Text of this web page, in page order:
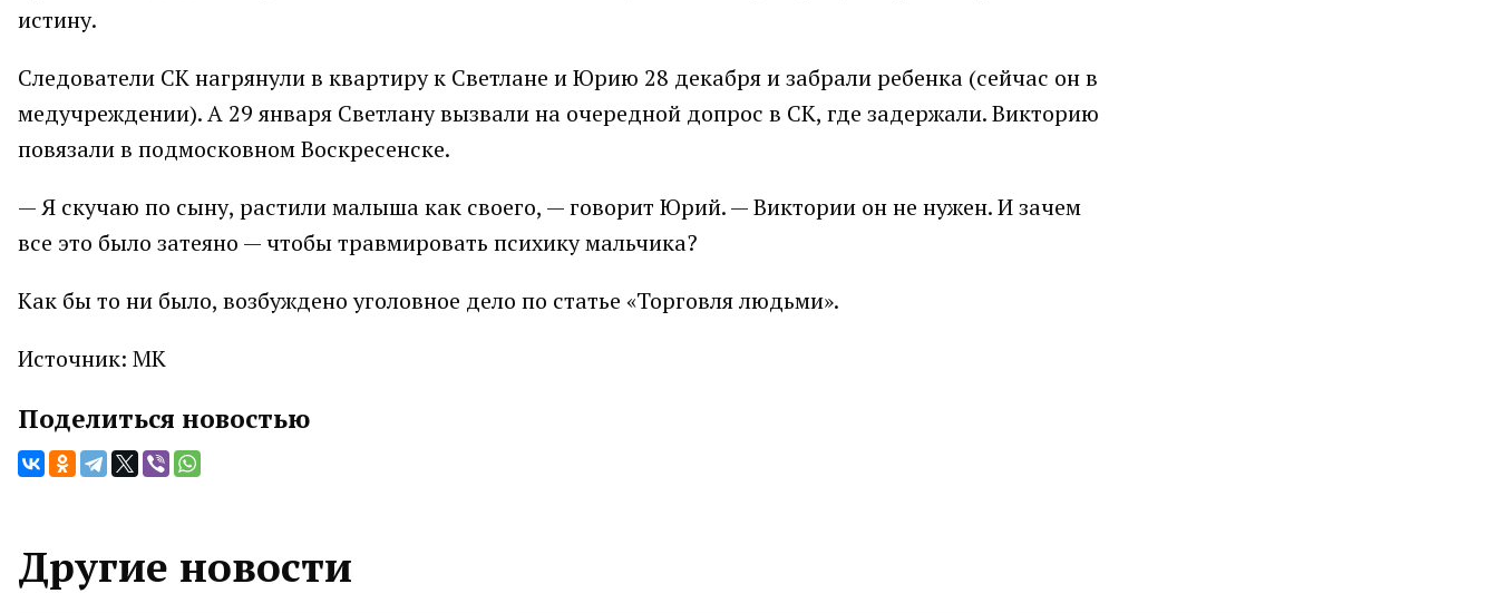
истину.
Следователи СК нагрянули в квартиру к Светлане и Юрию 28 декабря и забрали ребенка (сейчас он в
медучреждении). А 29 января Светлану вызвали на очередной допрос в СК, где задержали. Викторию
повязали в подмосковном Воскресенске.
— Я скучаю по сыну, растили малыша как своего, — говорит Юрий. — Виктории он не нужен. И зачем
все это было затеяно — чтобы травмировать психику мальчика?
Как бы то ни было, возбуждено уголовное дело по статье «Торговля людьми».
Источник: МК
Поделиться новостью
Другие новости